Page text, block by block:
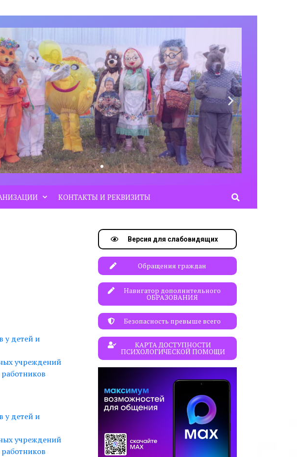
КОНТАКТЫ И РЕКВИЗИТЫ
у детей и
учреждений
у детей и
учреждений
Версия для слабовидящих
Обращения граждан
Навигатор дополнительного
ОБРАЗОВАНИЯ
Безопасность превыше всего
КАРТА ДОСТУПНОСТИ
ПСИХОЛОГИЧЕСКОЙ ПОМОЩИ